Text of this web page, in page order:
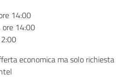
14:00
ore 14:00
economica ma solo richiesta